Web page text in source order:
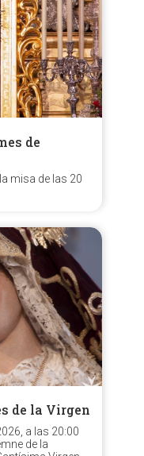
de
misa de las 20
de la Virgen
a las 20:00
de la